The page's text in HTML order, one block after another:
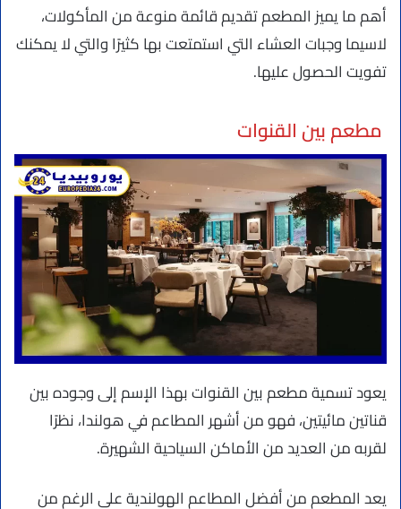
أهم ما يميز المطعم تقديم قائمة منوعة من المأكولات،
لاسيما وجبات العشاء التي استمتعت بها كثيرًا والتي لا يمكنك
تفويت الحصول عليها.
مطعم بين القنوات
يعود تسمية مطعم بين القنوات بهذا الإسم إلى وجوده بين
قناتين مائيتين، فهو من أشهر المطاعم في هولندا، نظرًا
لقربه من العديد من الأماكن السياحية الشهيرة.
يعد المطعم من أفضل المطاعم الهولندية على الرغم من